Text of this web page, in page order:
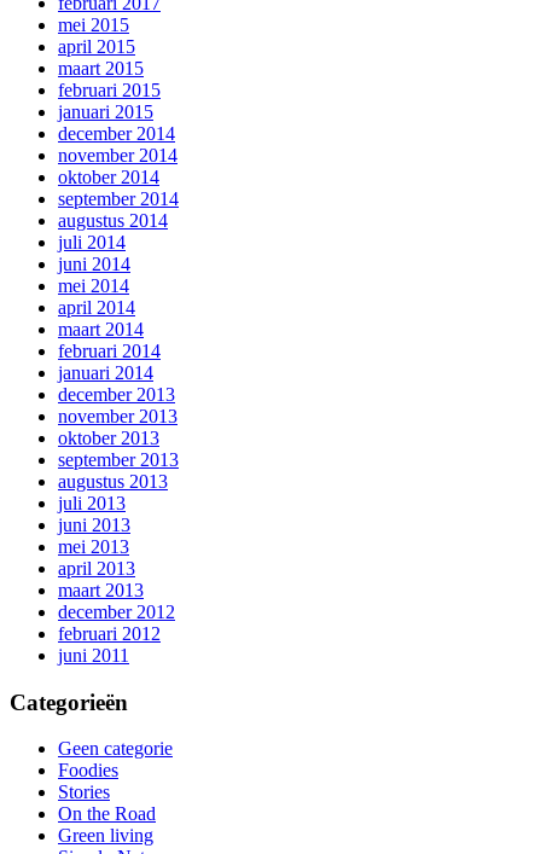
mei 2015
april 2015
maart 2015
februari 2015
januari 2015
december 2014
november 2014
oktober 2014
september 2014
augustus 2014
juli 2014
juni 2014
mei 2014
april 2014
maart 2014
februari 2014
januari 2014
december 2013
november 2013
oktober 2013
september 2013
augustus 2013
juli 2013
juni 2013
mei 2013
april 2013
maart 2013
december 2012
februari 2012
juni 2011
Categorieën
Geen categorie
Foodies
Stories
On the Road
Green living